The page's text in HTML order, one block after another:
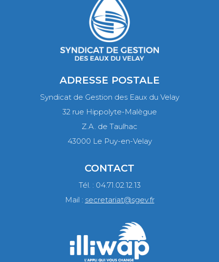
ADRESSE POSTALE
Syndicat de Gestion des Eaux du Velay
32 rue Hippolyte-Malègue
Z.A. de Taulhac
43000 Le Puy-en-Velay
CONTACT
Tél. : 04.71.02.12.13
Mail : secretariat@sgev.fr